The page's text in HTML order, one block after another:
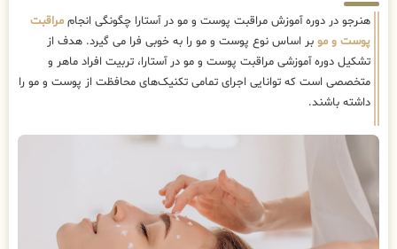
هنرجو در دوره آموزش مراقبت پوست و مو در آستارا چگونگی انجام مراقبت
پوست و مو بر اساس نوع پوست و مو را به خوبی فرا می گیرد. هدف از
تشکیل دوره آموزشی مراقبت پوست و مو در آستارا، تربیت افراد ماهر و
متخصصی است که توانایی اجرای تمامی تکنیک‌های محافظت از پوست و مو را
داشته باشند.